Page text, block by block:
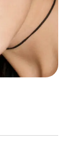
Erlebnis –
Sie ein in
Experten
Ob
Friseur-
Ihre
perfekte
Styling,